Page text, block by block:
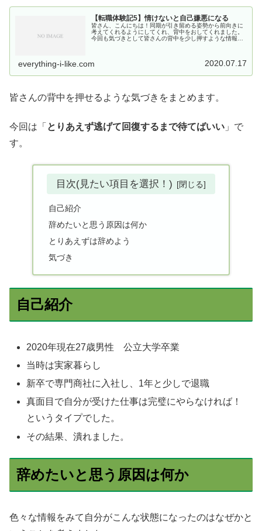
【転職体験記5】情けないと自己嫌悪になる
皆さん、こんにちは！同期が引き留める姿勢から前向きに
考えてくれるようにしてくれ、背中をおしてくれました。
今回も気づきとして皆さんの背中を少し押すような情報に
everything-i-like.com 2020.07.17
皆さんの背中を押せるような気づきをまとめます。
今回は「 とりあえず逃げて回復するまで待てばいい 」で
す。
目次(見たい項目を選択！)
自己紹介
辞めたいと思う原因は何か
とりあえずは辞めよう
気づき
自己紹介
2020年現在27歳男性 公立大学卒業
当時は実家暮らし
新卒で専門商社に入社し、1年と少しで退職
真面目で自分が受けた仕事は完璧にやらなければ！
というタイプでした。
その結果、潰れました。
辞めたいと思う原因は何か
色々な情報をみて自分がこんな状態になったのはなぜかと